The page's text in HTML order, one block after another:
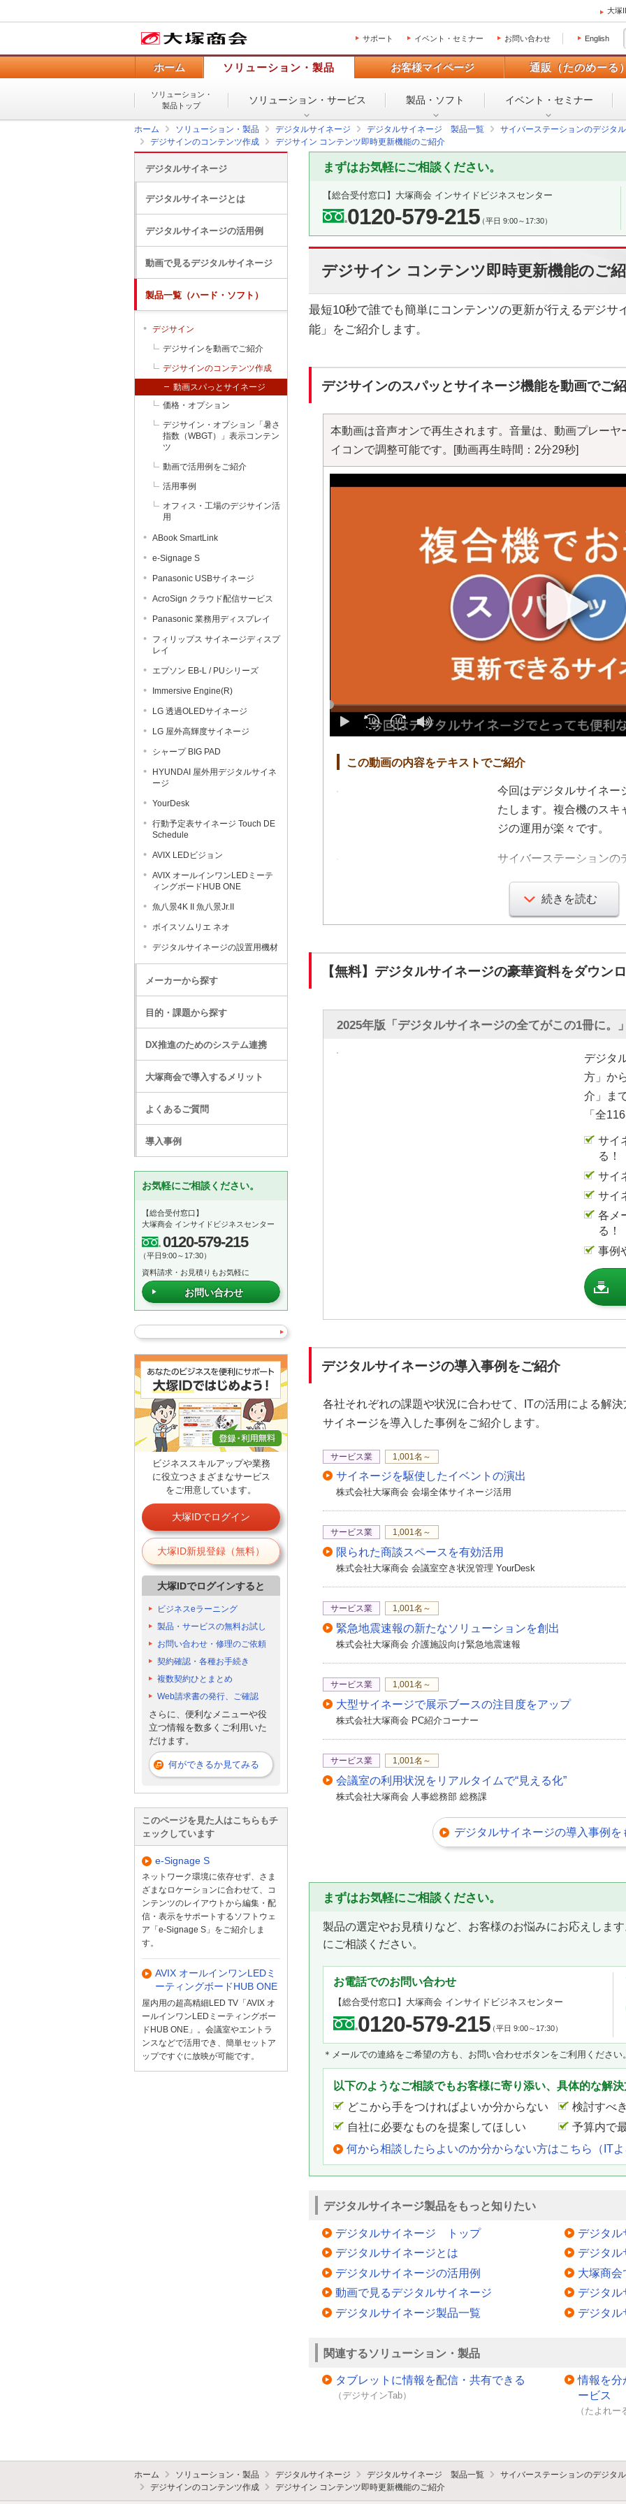
大塚
サポート イベント・セミナー お問い合わせ English
ホーム ソリューション・製品 お客様マイページ 通販（たのめーる）
ソリューション・
製品トップ
ソリューション・ サービス 製品・ソフト イベント・ セミナー
ホーム ソリューション・製品 デジタルサイネージ デジタルサイネージ 製品一覧 サイバーステーションのデジタ
デジサインのコンテンツ作成
デジサイン コンテンツ即時更新機能のご紹介
まずはお気軽にご相談ください。
【総合受付窓口】 大塚商会 インサイドビジネスセンター
0120-579-215（平日 9:00～17:30）
デジサイン コンテンツ即時更新機能のご
最短10秒で誰でも簡単にコンテンツの更新が行えるデジサ
能」をご紹介します。
デジサインのスパッとサイネージ機能を動画でご
本動画は音声オンで再生されます。音量は、動画プレー
イコンで調整可能です。
[動画再生時間：2分29秒]
この動画の内容をテキストでご紹介
今回はデジタルサイネー
たします。複合機のスキ
ジの運用が楽々です。
サイバーステーションの
はい、先日リースいたし
ーション、デジサインの
デジタルサイネージを導
現在、働き方改革でいか
がかかってしまっては
そこで今回ご紹介のスパ
連携し、誰でも簡単に
用が行える機能です。
では早速実践したいと思
スパッとサイネージのコ
合機のスキャナ機能を使
ナ設定を選択いたしま
ォルダを指定します。
印刷物を複合機にセット
では早速スキャンを実
はい、ご覧いただいて
ジの運用が行えるスパっ
た。
続きを読む
【無料】デジタルサイネージの豪華資料をダウン
2025年版「デジタルサイネージの全てがこの1冊に。
デジタ
方」か
介」ま
「全
サイ
る！
サイ
サイ
各メ
る！
事例
デジタルサイネージの導入事例をご紹介
各社それぞれの課題や状況に合わせて、ITの活用による解
サイネージを導入した事例をご紹介します。
サービス業 1,001名～
サイネージを駆使したイベントの演出
株式会社大塚商会 会場全体サイネージ活用
サービス業 1,001名～
限られた商談スペースを有効活用
株式会社大塚商会 会議室空き状況管理 YourDesk
サービス業 1,001名～
緊急地震速報の新たなソリューションを創出
株式会社大塚商会 介護施設向け緊急地震速報
サービス業 1,001名～
大型サイネージで展示ブースの注目度をアップ
株式会社大塚商会 PC紹介コーナー
サービス業 1,001名～
会議室の利用状況をリアルタイムで“見える化”
株式会社大塚商会 人事総務部 総務課
デジタルサイネージの導入事例を
まずはお気軽にご相談ください。
製品の選定やお見積りなど、お客様のお悩みにお応えしま
にご相談ください。
お電話でのお問い合わせ
【総合受付窓口】 大塚商会 インサイドビジネスセンター
0120-579-215（平日 9:00～17:30）
＊メールでの連絡をご希望の方も、お問い合わせボタンをご利用ください。
以下のようなご相談でもお客様に寄り添い、具体的な解
どこから手をつければよいか分からない
検討すべ
自社に必要なものを提案してほしい
予算内で
何から相談したらよいのか分からない方はこちら（ITよ
デジタルサイネージ製品をもっと知りたい
デジタルサイネージ トップ
デジタルサイネージとは
デジタルサイネージの活用例
動画で見るデジタルサイネージ
デジタルサイネージ製品一覧
デジタ
デジタ
大塚商会
デジタル
デジタル
関連するソリューション・製品
タブレットに情報を配信・共有できる
（デジサインTab）
情報を分
ービス
（たよれ
デジタルサイネージ
デジタルサイネージとは
デジタルサイネージの活用例
動画で見るデジタルサイネージ
製品一覧（ハード・ソフト）
デジサイン
デジサインを動画でご紹介
デジサインのコンテンツ作成
動画スパっとサイネージ
価格・オプション
デジサイン・オプション「暑さ
指数（WBGT）」表示コンテン
ツ
動画で活用例をご紹介
活用事例
オフィス・工場のデジサイン活
用
ABook SmartLink
e-Signage S
Panasonic USBサイネージ
AcroSign クラウド配信サービス
Panasonic 業務用ディスプレイ
フィリップス サイネージディスプ
レイ
エプソン EB-L / PUシリーズ
Immersive Engine(R)
LG 透過OLEDサイネージ
LG 屋外高輝度サイネージ
シャープ BIG PAD
HYUNDAI 屋外用デジタルサイネ
ージ
YourDesk
行動予定表サイネージ Touch DE
Schedule
AVIX LEDビジョン
AVIX オールインワンLEDミーテ
ィングボードHUB ONE
魚八景4K II 魚八景Jr.II
ボイスソムリエ ネオ
デジタルサイネージの設置用機材
メーカーから探す
目的・課題から探す
DX推進のためのシステム連携
大塚商会で導入するメリット
よくあるご質問
導入事例
お気軽にご相談ください。
【総合受付窓口】
大塚商会 インサイドビジネスセンター
0120-579-215
（平日9:00～17:30）
資料請求・お見積りもお気軽に
お問い合わせ
ビジネススキルアップや業務
に役立つさまざまなサービス
をご用意しています。
大塚IDでログイン
大塚ID新規登録（無料）
大塚IDでログインすると
ビジネスeラーニング
製品・サービスの無料お試し
お問い合わせ・修理のご依頼
契約確認・各種お手続き
複数契約ひとまとめ
Web請求書の発行、ご確認
さらに、便利なメニューや役
立つ情報を数多くご利用いた
だけます。
何ができるか見てみる
このページを見た人はこちらもチ
ェックしています
e-Signage S
ネットワーク環境に依存せず、さま
ざまなロケーションに合わせて、コ
ンテンツのレイアウトから編集・配
信・表示をサポートするソフトウェ
ア「e-Signage S」をご紹介しま
す。
AVIX オールインワンLEDミ
ーティングボードHUB ONE
屋内用の超高精細LED TV「AVIX オ
ールインワンLEDミーティングボー
ドHUB ONE」。会議室やエントラ
ンスなどで活用でき、簡単セットア
ップですぐに放映が可能です。
ホーム ソリューション・製品 デジタルサイネージ デジタルサイネージ 製品一覧 サイバーステーションのデジタ
デジサインのコンテンツ作成
デジサイン コンテンツ即時更新機能のご紹介